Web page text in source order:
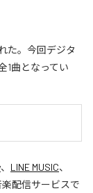
た。今回デジタ
1曲となってい
、 LINE MUSIC、
配信サービスで